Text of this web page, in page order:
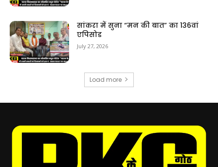
सांकरा में सुना “मन की बात” का 136वां
एपिसोड
July 27, 2026
Load more